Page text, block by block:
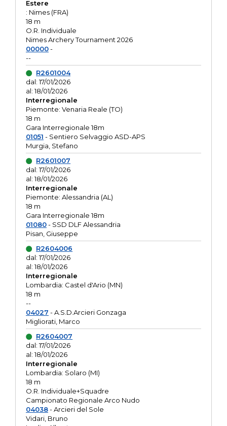
Estere
: Nimes (FRA)
18 m
O.R. Individuale
Nimes Archery Tournament 2026
00000-
--
R2601004
dal: 17/01/2026
al: 18/01/2026
Interregionale
Piemonte: Venaria Reale (TO)
18 m
Gara Interregionale 18m
01051 - Sentiero Selvaggio ASD-APS
Murgia, Stefano
R2601007
dal: 17/01/2026
al: 18/01/2026
Interregionale
Piemonte: Alessandria (AL)
18 m
Gara Interregionale 18m
01080- SSD DLF Alessandria
Pisan, Giuseppe
R2604006
dal: 17/01/2026
al: 18/01/2026
Interregionale
Lombardia: Castel d'Ario (MN)
18 m
--
04027 - A.S.D.Arcieri Gonzaga
Migliorati, Marco
R2604007
dal: 17/01/2026
al: 18/01/2026
Interregionale
Lombardia: Solaro (MI)
18 m
O.R. Individuale+Squadre
Campionato Regionale Arco Nudo
04038- Arcieri del Sole
Vidari, Bruno